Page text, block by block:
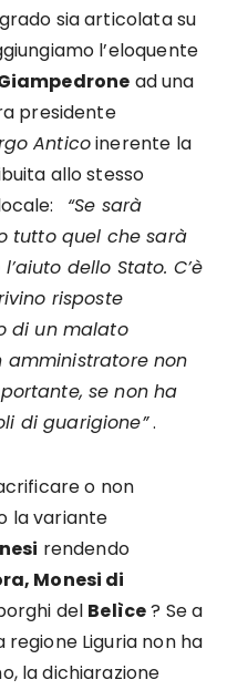
sia articolata su
l’eloquente
ad una
presidente
Anticoinerente la
allo stesso
“Se sarà
tutto quel che sarà
dello Stato. C’è
risposte
di un malato
amministratore non
se non ha
di guarigione”.
o non
la variante
rendendo
Monesi di
del Belìce? Se a
Liguria non ha
la dichiarazione